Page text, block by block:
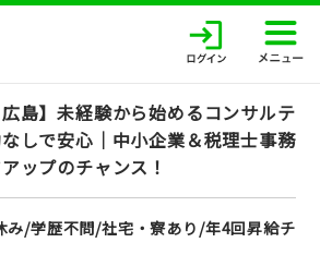
広島】未経験から始めるコンサルテ
しで安心｜中小企業＆税理士事務
ップのチャンス！
み/学歴不問/社宅・寮あり/年4回昇給チ